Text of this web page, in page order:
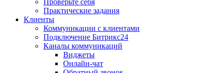
Проверьте себя
Практические задания
Клиенты
Коммуникации с клиентами
Подключение Битрикс24
Каналы коммуникаций
Виджеты
Онлайн-чат